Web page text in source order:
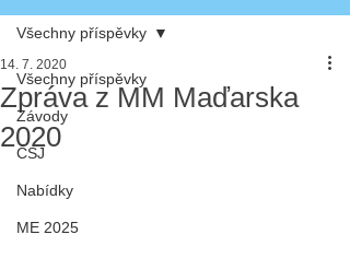
Všechny příspěvky
Závody
ČSJ
Nabídky
ME 2025
Všechny příspěvky
Zpráva z MM Maďarska
2020
14. 7. 2020